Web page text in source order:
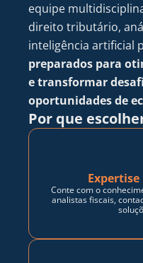
equipe
direito tributário,
inteligência artificial
preparados para
e transformar
oportunidades de
Por que
Conte com o
analistas fiscais,